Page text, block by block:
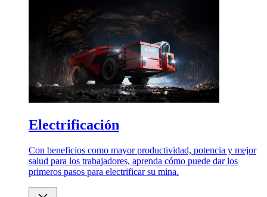
Electrificación
Con beneficios como mayor productividad, potencia y mejor
salud para los trabajadores, aprenda cómo puede dar los
primeros pasos para electrificar su mina.